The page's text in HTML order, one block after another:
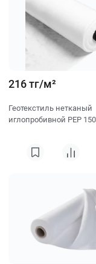
216 тг/м²
Геотекстиль нетканый
иглопробивной PEP 150